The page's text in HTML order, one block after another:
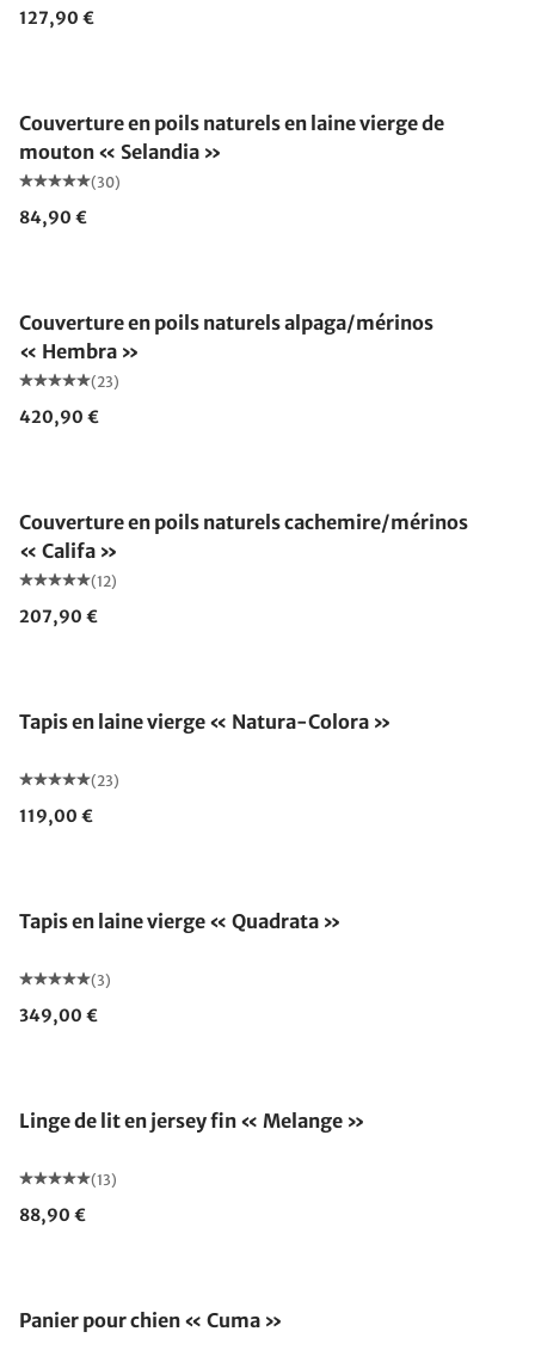
127,90 €
Couverture en poils naturels en laine vierge de
mouton « Selandia »
(30)
84,90 €
Couverture en poils naturels alpaga/mérinos
« Hembra »
(23)
420,90 €
Couverture en poils naturels cachemire/mérinos
« Califa »
(12)
207,90 €
Tapis en laine vierge « Natura-Colora »
(23)
119,00 €
Tapis en laine vierge « Quadrata »
(3)
349,00 €
Linge de lit en jersey fin « Melange »
(13)
88,90 €
Panier pour chien « Cuma »